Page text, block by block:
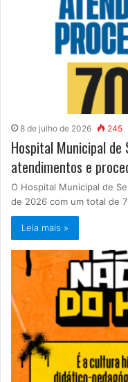
8 de julho de 2026 245
Hospital Municipal
atendimentos e
O Hospital Municipal de
de 2026 com um total de
Leia mais »